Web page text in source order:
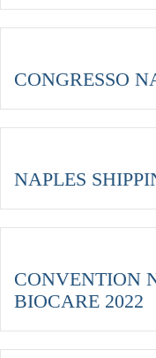
CONGRESSO
NAPLES
CONVENTION
BIOCARE 2022